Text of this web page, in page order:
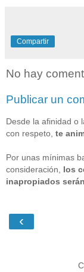
Compartir
No hay
Publicar un
Desde la afinidad o
con respeto, te
Por unas mínimas
consideración, los
inapropiados
‹